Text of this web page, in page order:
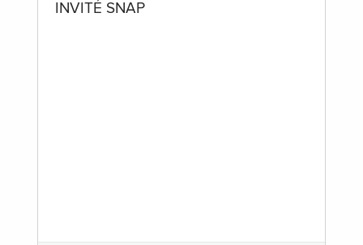
INVITÉ SNAP